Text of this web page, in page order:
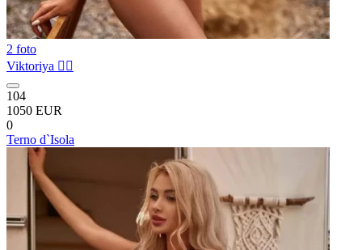
2 foto
Viktoriya ❤️‍🔥
104
1050 EUR
0
Terno d`Isola